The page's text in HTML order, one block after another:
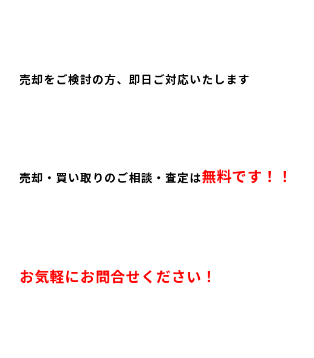
売却をご検討の方、即日ご対応いたします
売却・買い取りのご相談・査定は無料です！！
お気軽にお問合せください！